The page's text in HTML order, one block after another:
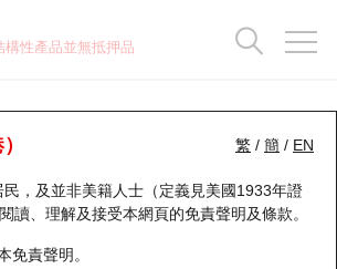
構性產品並無抵押品
繁 / 簡 / EN
，及並非美籍人士（定義見美國1933年證
讀、理解及接受本網頁的免責聲明及條款。
免責聲明。
比較
購